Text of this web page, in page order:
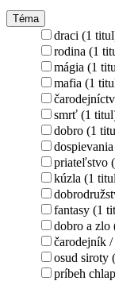
Téma
draci (1
rodina (1
mágia (1
mafia (1
smrť (1
dobro (1
priateľstvo
kúzla (1
fantasy (1
dobro a zlo
čarodejník
osud siroty
príbeh